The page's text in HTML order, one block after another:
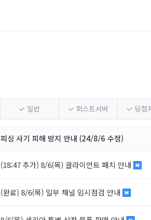
일반 퍼스트서버 당첨
피싱 사기 피해 방지 안내 (24/8/6 수정)
(18:47 추가) 8/6(목) 클라이언트 패치 안내
(완료) 8/6(목) 일부 채널 임시점검 안내